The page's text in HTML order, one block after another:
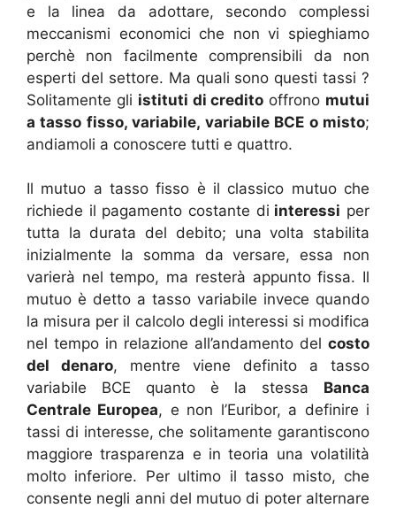
e la linea da adottare, secondo complessi
meccanismi economici che non vi spieghiamo
perchè non facilmente comprensibili da non
esperti del settore. Ma quali sono questi tassi ?
Solitamente gli istituti di credito offrono mutui
a tasso fisso, variabile, variabile BCE o misto;
andiamoli a conoscere tutti e quattro.
Il mutuo a tasso fisso è il classico mutuo che
richiede il pagamento costante di interessi per
tutta la durata del debito; una volta stabilita
inizialmente la somma da versare, essa non
varierà nel tempo, ma resterà appunto fissa. Il
mutuo è detto a tasso variabile invece quando
la misura per il calcolo degli interessi si modifica
nel tempo in relazione all’andamento del costo
del denaro, mentre viene definito a tasso
variabile BCE quanto è la stessa Banca
Centrale Europea, e non l’Euribor, a definire i
tassi di interesse, che solitamente garantiscono
maggiore trasparenza e in teoria una volatilità
molto inferiore. Per ultimo il tasso misto, che
consente negli anni del mutuo di poter alternare